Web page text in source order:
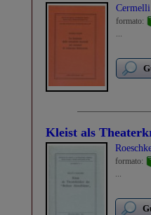
formato:
...
Kleist als
formato:
...